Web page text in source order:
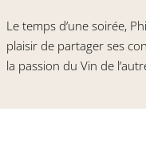
Le temps d’une soirée,
plaisir de partager ses
la passion du Vin de